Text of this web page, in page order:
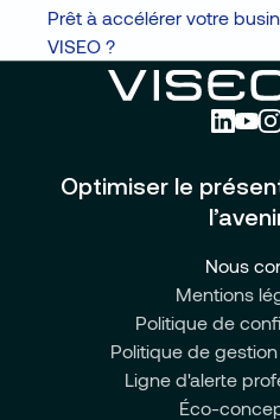
Prêt à accélérer votre
VISEO ?
Optimiser le
Nous
Mentions
Politique de
Politique de
Ligne d'alerte
Éco-